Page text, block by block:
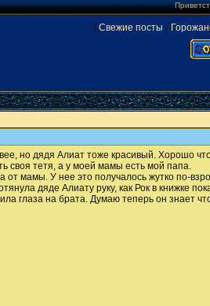
[ Свежие посты ·
но дядя Алиат тоже красивый. Хорошо
своя тетя, а у моей мамы есть мой папа.
мамы. У нее это получалось жутко по-
дяде Алиату руку, как Рок в книжке
глаза на брата. Думаю теперь он знает